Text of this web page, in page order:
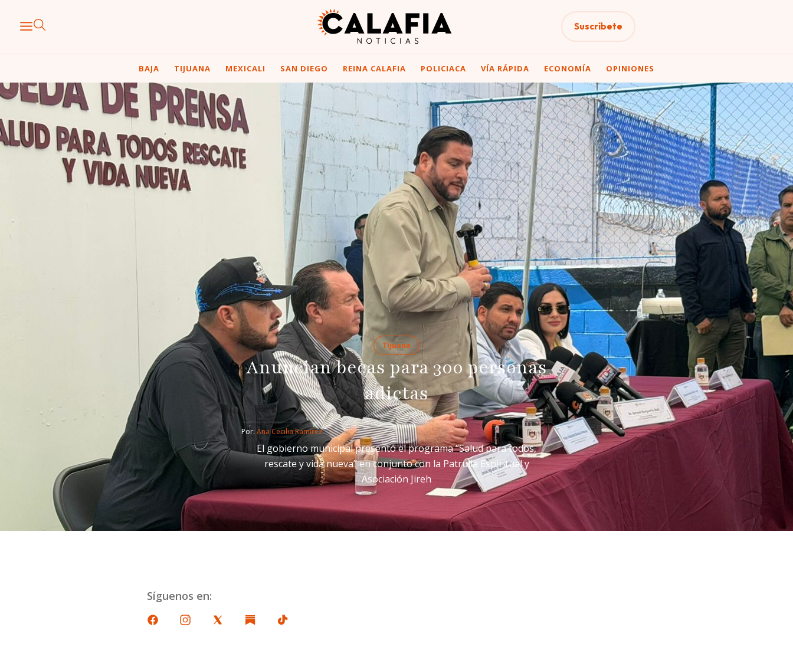
Suscríbete
BAJA TIJUANA MEXICALI SAN DIEGO REINA CALAFIA POLICIACA VÍA RÁPIDA ECONOMÍA OPINIONES
Tijuana
Anuncian becas para 300 personas
adictas
Por: Ana Cecilia Ramírez
El gobierno municipal presentó el programa “Salud para todos,
rescate y vida nueva” en conjunto con la Patrulla Espiritual y
Asociación Jireh
Síguenos en: